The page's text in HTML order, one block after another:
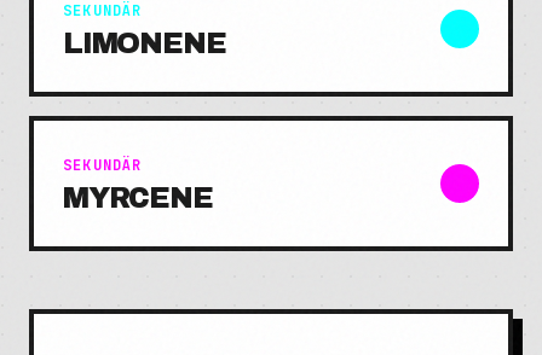
SEKUNDÄR
LIMONENE
SEKUNDÄR
MYRCENE